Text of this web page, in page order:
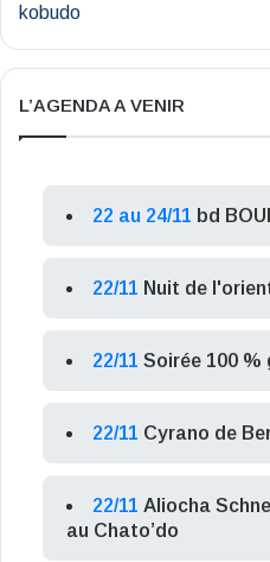
L’AGENDA A VENIR
22 au 24/11 bd
22/11 Nuit de
22/11 Soirée 100 %
22/11 Cyrano de
22/11 Aliocha
au Chato’do